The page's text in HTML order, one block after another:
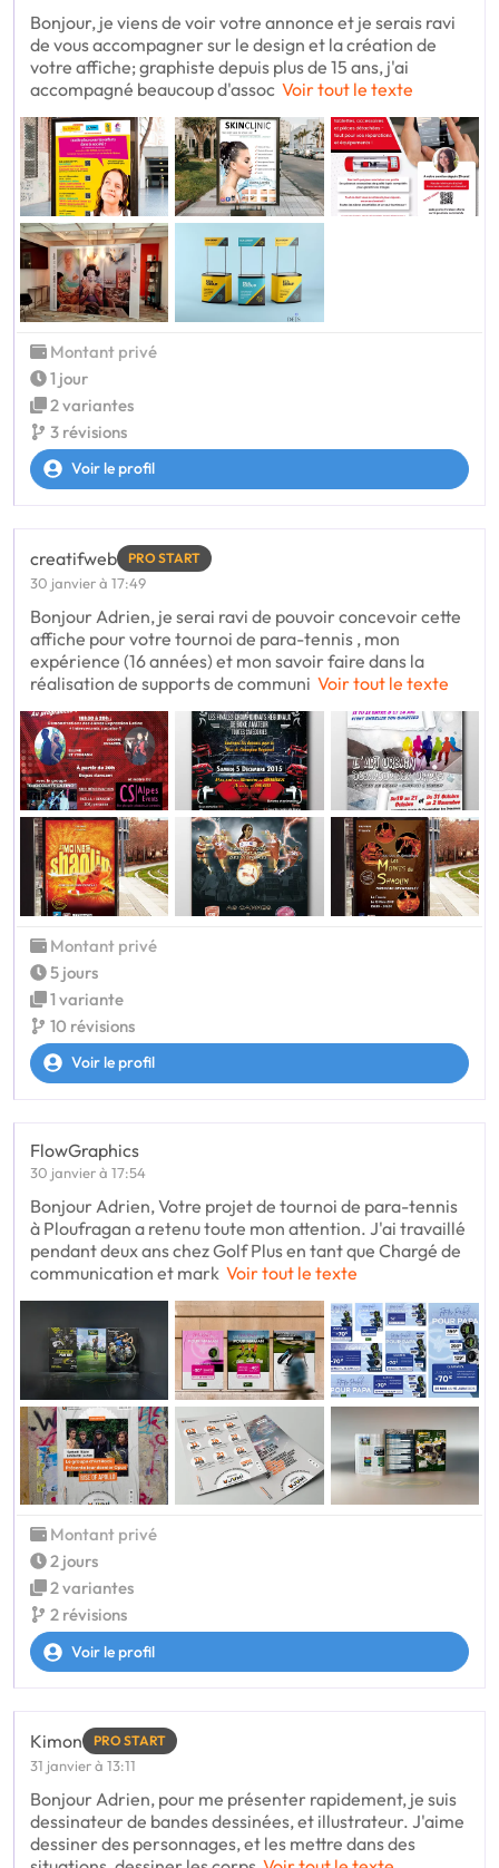
Bonjour, je viens de voir votre annonce et je serais ravi
de vous accompagner sur le design et la création de
votre affiche; graphiste depuis plus de 15 ans, j'ai
accompagné beaucoup d'assoc Voir tout le texte
Montant privé
1 jour
2 variantes
3 révisions
Voir le profil
creatifweb PRO START
30 janvier à 17:49
Bonjour Adrien, je serai ravi de pouvoir concevoir cette
affiche pour votre tournoi de para-tennis , mon
expérience (16 années) et mon savoir faire dans la
réalisation de supports de communi Voir tout le texte
Montant privé
5 jours
1 variante
10 révisions
Voir le profil
FlowGraphics
30 janvier à 17:54
Bonjour Adrien, Votre projet de tournoi de para-tennis
à Ploufragan a retenu toute mon attention. J'ai travaillé
pendant deux ans chez Golf Plus en tant que Chargé de
communication et mark Voir tout le texte
Montant privé
2 jours
2 variantes
2 révisions
Voir le profil
Kimon PRO START
31 janvier à 13:11
Bonjour Adrien, pour me présenter rapidement, je suis
dessinateur de bandes dessinées, et illustrateur. J'aime
dessiner des personnages, et les mettre dans des